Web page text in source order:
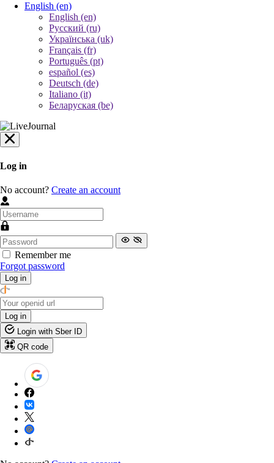
English (en)
English (en)
Русский (ru)
Українська (uk)
Français (fr)
Português (pt)
español (es)
Deutsch (de)
Italiano (it)
Беларуская (be)
Log in
No account? Create an account
Remember me
Forgot password
Log in
Log in
Login with Sber ID
QR code